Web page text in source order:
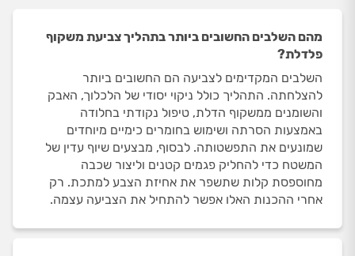
מהם השלבים החשובים ביותר בתהליך צביעת משקוף
פלדלת?
השלבים המקדימים לצביעה הם החשובים ביותר
להצלחתה. התהליך כולל ניקוי יסודי של הלכלוך, האבק
והשומנים ממשקוף הדלת, טיפול נקודתי בחלודה
באמצעות הסרתה ושימוש בחומרים כימיים מיוחדים
שמונעים את התפשטותה. לבסוף, מבצעים שיוף עדין של
המשטח כדי להחליק פגמים קטנים וליצור שכבה
מחוספסת קלות שתשפר את אחיזת הצבע למתכת. רק
אחרי ההכנות האלו אפשר להתחיל את הצביעה עצמה.